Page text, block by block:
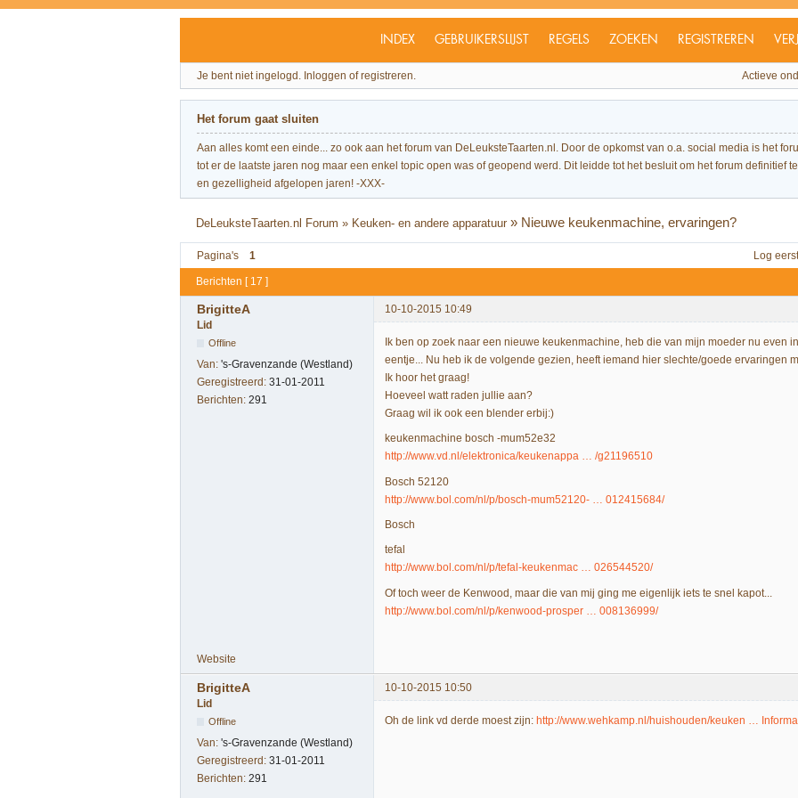
INDEX GEBRUIKERSLIJST REGELS ZOEKEN REGISTREREN
Je bent niet ingelogd. Inloggen of registreren. Actieve
Het forum gaat sluiten
Aan alles komt een einde... zo ook aan het forum van DeLeuksteTaarten.nl. Door de opkomst van o.a. social media is het
tot er de laatste jaren nog maar een enkel topic open was of geopend werd. Dit leidde tot het besluit om het forum definitief
en gezelligheid afgelopen jaren! -XXX-
DeLeuksteTaarten.nl Forum » Keuken- en andere apparatuur » Nieuwe keukenmachine, ervaringen?
Pagina's 1 Log
Berichten [ 17 ]
BrigitteA
10-10-2015 10:49
Lid
Offline
Van: 's-Gravenzande (Westland)
Geregistreerd: 31-01-2011
Berichten: 291
Ik ben op zoek naar een nieuwe keukenmachine, heb die van mijn moeder nu even
eentje... Nu heb ik de volgende gezien, heeft iemand hier slechte/goede ervaringen
Ik hoor het graag!
Hoeveel watt raden jullie aan?
Graag wil ik ook een blender erbij:)
keukenmachine bosch -mum52e32
http://www.vd.nl/elektronica/keukenappa … /g21196510
Bosch 52120
http://www.bol.com/nl/p/bosch-mum52120- … 012415684/
Bosch
tefal
http://www.bol.com/nl/p/tefal-keukenmac … 026544520/
Of toch weer de Kenwood, maar die van mij ging me eigenlijk iets te snel kapot...
http://www.bol.com/nl/p/kenwood-prosper … 008136999/
Website
BrigitteA
10-10-2015 10:50
Lid
Offline
Van: 's-Gravenzande (Westland)
Geregistreerd: 31-01-2011
Berichten: 291
Oh de link vd derde moest zijn: http://www.wehkamp.nl/huishouden/keuken …